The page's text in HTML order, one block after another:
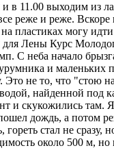
11.00 выходим из
реже и реже.
пластиках могу
Лены Курс
С неба начало
и маленьких
Это не то, что
найденной под
и скукожились там.
дождь, а потом
стал не сразу,
около 500 м, но